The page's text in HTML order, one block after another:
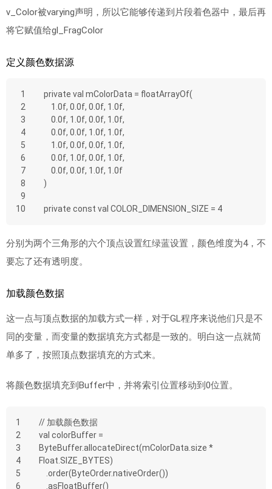
v_Color被varying声明，所以它能够传递到片段着色器中，最后再
将它赋值给gl_FragColor
定义颜色数据源
1
2
3
4
5
6
7
8
9
10
private val mColorData = floatArrayOf(
    1.0f, 0.0f, 0.0f, 1.0f,
    0.0f, 1.0f, 0.0f, 1.0f,
    0.0f, 0.0f, 1.0f, 1.0f,
    1.0f, 0.0f, 0.0f, 1.0f,
    0.0f, 1.0f, 0.0f, 1.0f,
    0.0f, 0.0f, 1.0f, 1.0f
)
private const val COLOR_DIMENSION_SIZE = 4
分别为两个三角形的六个顶点设置红绿蓝设置，颜色维度为4，不
要忘了还有透明度。
加载颜色数据
这一点与顶点数据的加载方式一样，对于GL程序来说他们只是不
同的变量，而变量的数据填充方式都是一致的。明白这一点就简
单多了，按照顶点数据填充的方式来。
将颜色数据填充到Buffer中，并将索引位置移动到0位置。
1
2
3
4
5
6
// 加载颜色数据
val colorBuffer =
ByteBuffer.allocateDirect(mColorData.size *
Float.SIZE_BYTES)
    .order(ByteOrder.nativeOrder())
    .asFloatBuffer()